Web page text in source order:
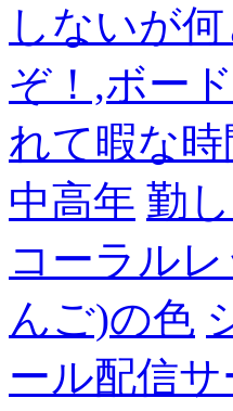
しないが
ぞ！,ボー
れて暇な
中高年 勤
コーラル
んご)の色
ール配信サ